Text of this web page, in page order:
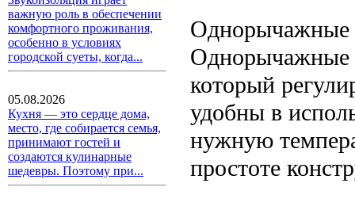
важную роль в обеспечении
комфортного проживания,
особенно в условиях
городской суеты, когда...
05.08.2026
Кухня — это сердце дома,
место, где собирается семья,
принимают гостей и
создаются кулинарные
шедевры. Поэтому при...
Однорычажные
Однорычажные
который
удобны в
нужную
простоте